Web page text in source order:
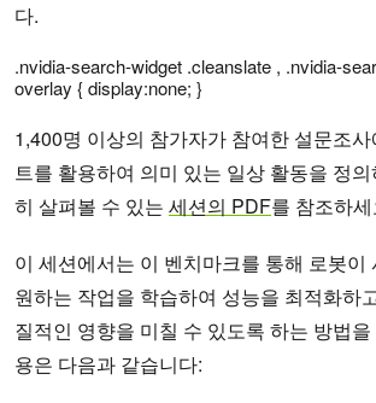
다.
.nvidia-search-widget .cleanslate , .nvidia-
overlay { display:none; }
1,400명 이상의 참가자가 참여한 설문조
트를 활용하여 의미 있는 일상 활동을 정
히 살펴볼 수 있는 세션의 PDF를 참조하
이 세션에서는 이 벤치마크를 통해 로봇이
원하는 작업을 학습하여 성능을 최적화하
질적인 영향을 미칠 수 있도록 하는 방법
용은 다음과 같습니다: